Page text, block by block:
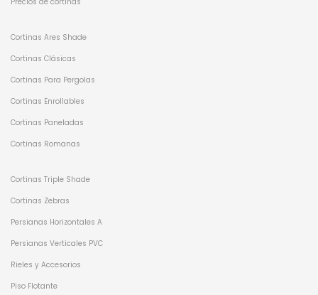
Cortinas Ares Shade
Cortinas Clásicas
Cortinas Para Pergolas
Cortinas Enrollables
Cortinas Paneladas
Cortinas Romanas
Cortinas Triple Shade
Cortinas Zebras
Persianas Horizontales A
Persianas Verticales PVC
Rieles y Accesorios
Piso Flotante